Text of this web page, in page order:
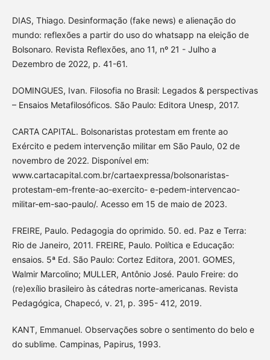
DIAS, Thiago. Desinformação (fake news) e alienação do
mundo: reflexões a partir do uso do whatsapp na eleição de
Bolsonaro. Revista Reflexões, ano 11, nº 21 - Julho a
Dezembro de 2022, p. 41-61.
DOMINGUES, Ivan. Filosofia no Brasil: Legados & perspectivas
– Ensaios Metafilosóficos. São Paulo: Editora Unesp, 2017.
CARTA CAPITAL. Bolsonaristas protestam em frente ao
Exército e pedem intervenção militar em São Paulo, 02 de
novembro de 2022. Disponível em:
www.cartacapital.com.br/cartaexpressa/bolsonaristas-
protestam-em-frente-ao-exercito- e-pedem-intervencao-
militar-em-sao-paulo/. Acesso em 15 de maio de 2023.
FREIRE, Paulo. Pedagogia do oprimido. 50. ed. Paz e Terra:
Rio de Janeiro, 2011. FREIRE, Paulo. Política e Educação:
ensaios. 5ª Ed. São Paulo: Cortez Editora, 2001. GOMES,
Walmir Marcolino; MULLER, Antônio José. Paulo Freire: do
(re)exílio brasileiro às cátedras norte-americanas. Revista
Pedagógica, Chapecó, v. 21, p. 395- 412, 2019.
KANT, Emmanuel. Observações sobre o sentimento do belo e
do sublime. Campinas, Papirus, 1993.